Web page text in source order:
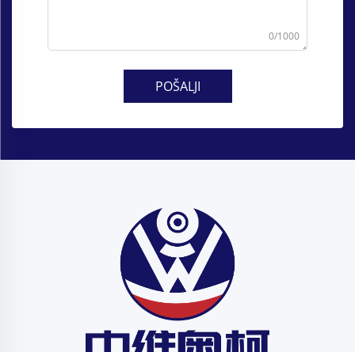
0/1000
POŠALJI